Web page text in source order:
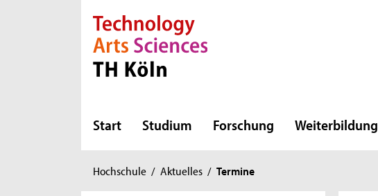
Direkt zur Hauptnavigation
Direkt zur Subnavigation
Direkt zum Inhalt
Direkt zum Fußbereich
Start Studium Forschung Weiterbildung
Sie
Hochschule / Aktuelles / Termine